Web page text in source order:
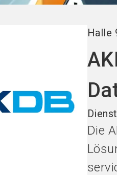
Halle
Die